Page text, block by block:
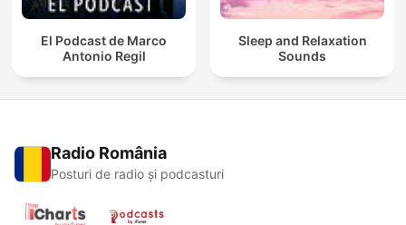
El Podcast de Marco
Antonio Regil
Sleep and Relaxation
Sounds
Radio România
Posturi de radio și podcasturi